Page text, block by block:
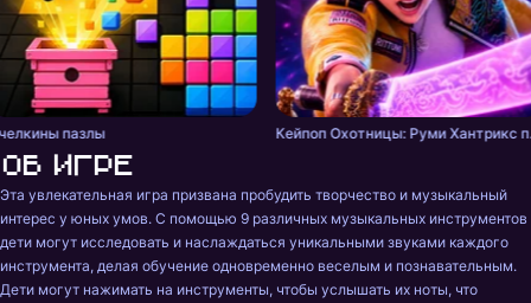
пазлы Кейпоп
Об игре
Эта увлекательная игра призвана пробудить творчество и музыкальный
интерес у юных умов. С помощью 9 различных музыкальных инструментов
дети могут исследовать и наслаждаться уникальными звуками каждого
инструмента, делая обучение одновременно веселым и познавательным.
Дети могут нажимать на инструменты, чтобы услышать их ноты, что